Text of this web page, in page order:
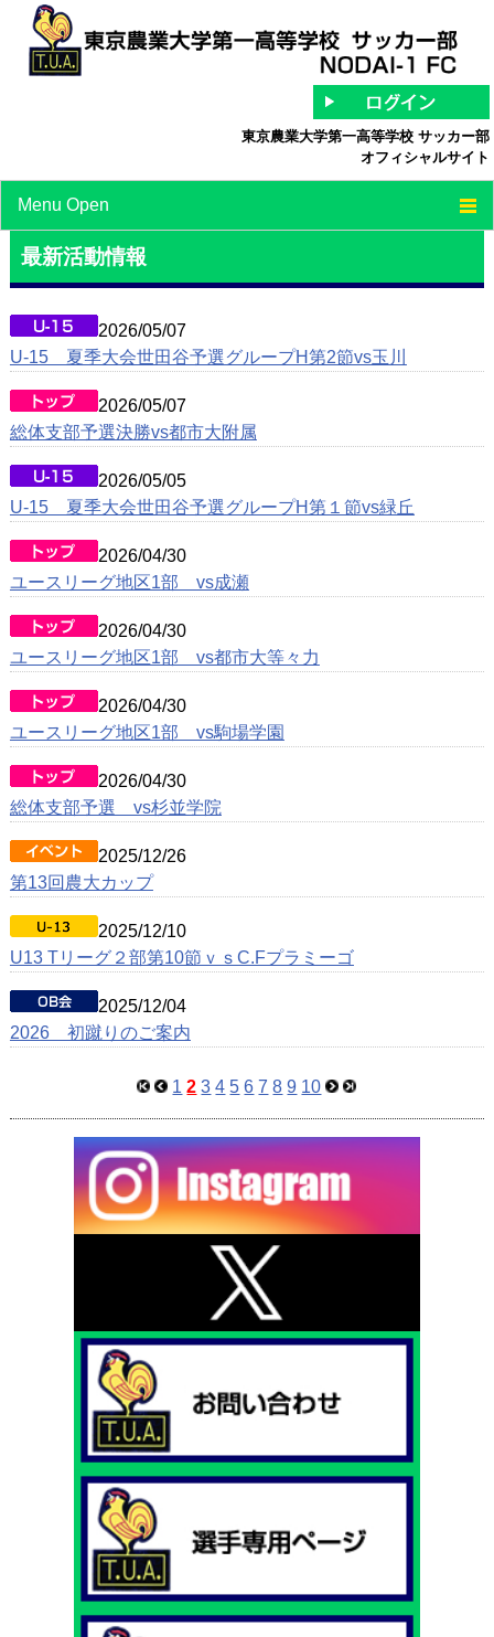
東京農業大学第一高等学校 サッカー部
オフィシャルサイト
Menu Open
TOP
スケジュール
スタッフ/選手紹介
中等部
戦歴/卒業後の進路
最新活動情報
2026/05/07
U-15 夏季大会世田谷予選グループH第2節vs玉川
2026/05/07
総体支部予選決勝vs都市大附属
2026/05/05
U-15 夏季大会世田谷予選グループH第１節vs緑丘
2026/04/30
ユースリーグ地区1部 vs成瀬
2026/04/30
ユースリーグ地区1部 vs都市大等々力
2026/04/30
ユースリーグ地区1部 vs駒場学園
2026/04/30
総体支部予選 vs杉並学院
2025/12/26
第13回農大カップ
2025/12/10
U13 Tリーグ２部第10節ｖｓC.Fプラミーゴ
2025/12/04
2026 初蹴りのご案内
1 2 3 4 5 6 7 8 9 10